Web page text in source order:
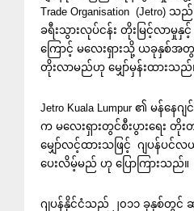
Trade Organisation (Jetro)
ခရီးသွားလုပ်ငန်း တိုးမြင့်လာမှုနှင့်
ကြောင့် မလေးရှားသို့ ယခုနှစ်အ
တိုးလာမည်ဟု မျှော်မှန်းထားသည်
Jetro Kuala Lumpur ၏ မန်နေဂ
က မလေးရှားတွင်စီးပွားရေး
မျှော်လင့်ထားသဖြင့် ဂျပန်ပင်
ပေးလိမ့်မည် ဟု ပြောကြားသည်။
ဂျပန်နိုင်ငံသည် ၂၀၁၁ ခုနှစ်တွင်